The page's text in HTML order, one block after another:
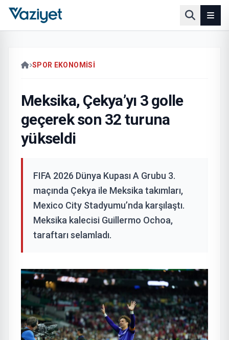
SPOR EKONOMISI
Meksika, Çekya’yı 3 golle
geçerek son 32 turuna
yükseldi
FIFA 2026 Dünya Kupası A Grubu 3.
maçında Çekya ile Meksika takımları,
Mexico City Stadyumu’nda karşılaştı.
Meksika kalecisi Guillermo Ochoa,
taraftarı selamladı.